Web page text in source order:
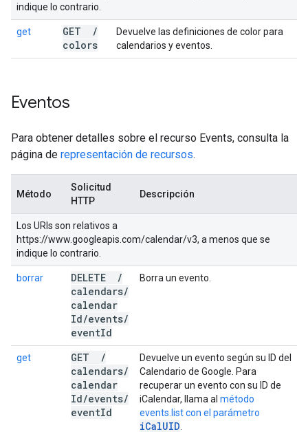
indique lo contrario.
get GET
/
colors
Devuelve las definiciones de color para
calendarios y eventos.
Eventos
Para obtener detalles sobre el recurso Events, consulta la
página de representación de recursos.
Método
Solicitud
HTTP
Descripción
Los URIs son relativos a
https://www.googleapis.com/calendar/v3, a menos que se
indique lo contrario.
borrar DELETE
/
calendars/
calendar
Id/events/
eventId
Borra un evento.
get GET
/
calendars/
calendar
Id/events/
eventId
Devuelve un evento según su ID del
Calendario de Google. Para
recuperar un evento con su ID de
iCalendar, llama al método
events.list con el parámetro
iCalUID